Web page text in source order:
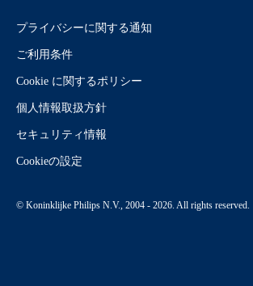
プライバシーに関する通知
ご利用条件
Cookie に関するポリシー
個人情報取扱方針
セキュリティ情報
Cookieの設定
© Koninklijke Philips N.V., 2004 - 2026. All rights reserved.